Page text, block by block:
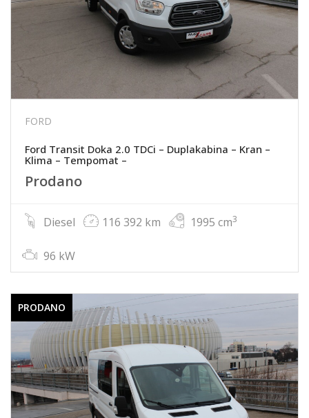
FORD
Ford Transit Doka 2.0 TDCi – Duplakabina – Kran –
Klima – Tempomat –
Prodano
Diesel 116 392 km 1995 cm3
96 kW
PRODANO